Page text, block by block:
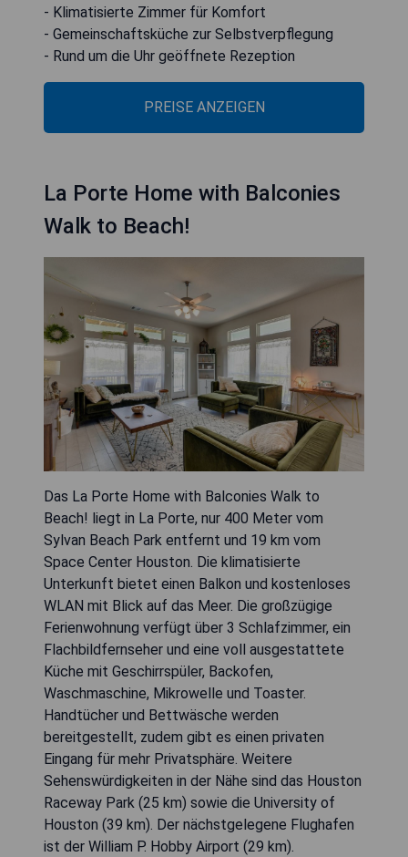
- Klimatisierte Zimmer für Komfort
- Gemeinschaftsküche zur Selbstverpflegung
- Rund um die Uhr geöffnete Rezeption
PREISE ANZEIGEN
La Porte Home with Balconies
Walk to Beach!
Das La Porte Home with Balconies Walk to
Beach! liegt in La Porte, nur 400 Meter vom
Sylvan Beach Park entfernt und 19 km vom
Space Center Houston. Die klimatisierte
Unterkunft bietet einen Balkon und kostenloses
WLAN mit Blick auf das Meer. Die großzügige
Ferienwohnung verfügt über 3 Schlafzimmer, ein
Flachbildfernseher und eine voll ausgestattete
Küche mit Geschirrspüler, Backofen,
Waschmaschine, Mikrowelle und Toaster.
Handtücher und Bettwäsche werden
bereitgestellt, zudem gibt es einen privaten
Eingang für mehr Privatsphäre. Weitere
Sehenswürdigkeiten in der Nähe sind das Houston
Raceway Park (25 km) sowie die University of
Houston (39 km). Der nächstgelegene Flughafen
ist der William P. Hobby Airport (29 km).